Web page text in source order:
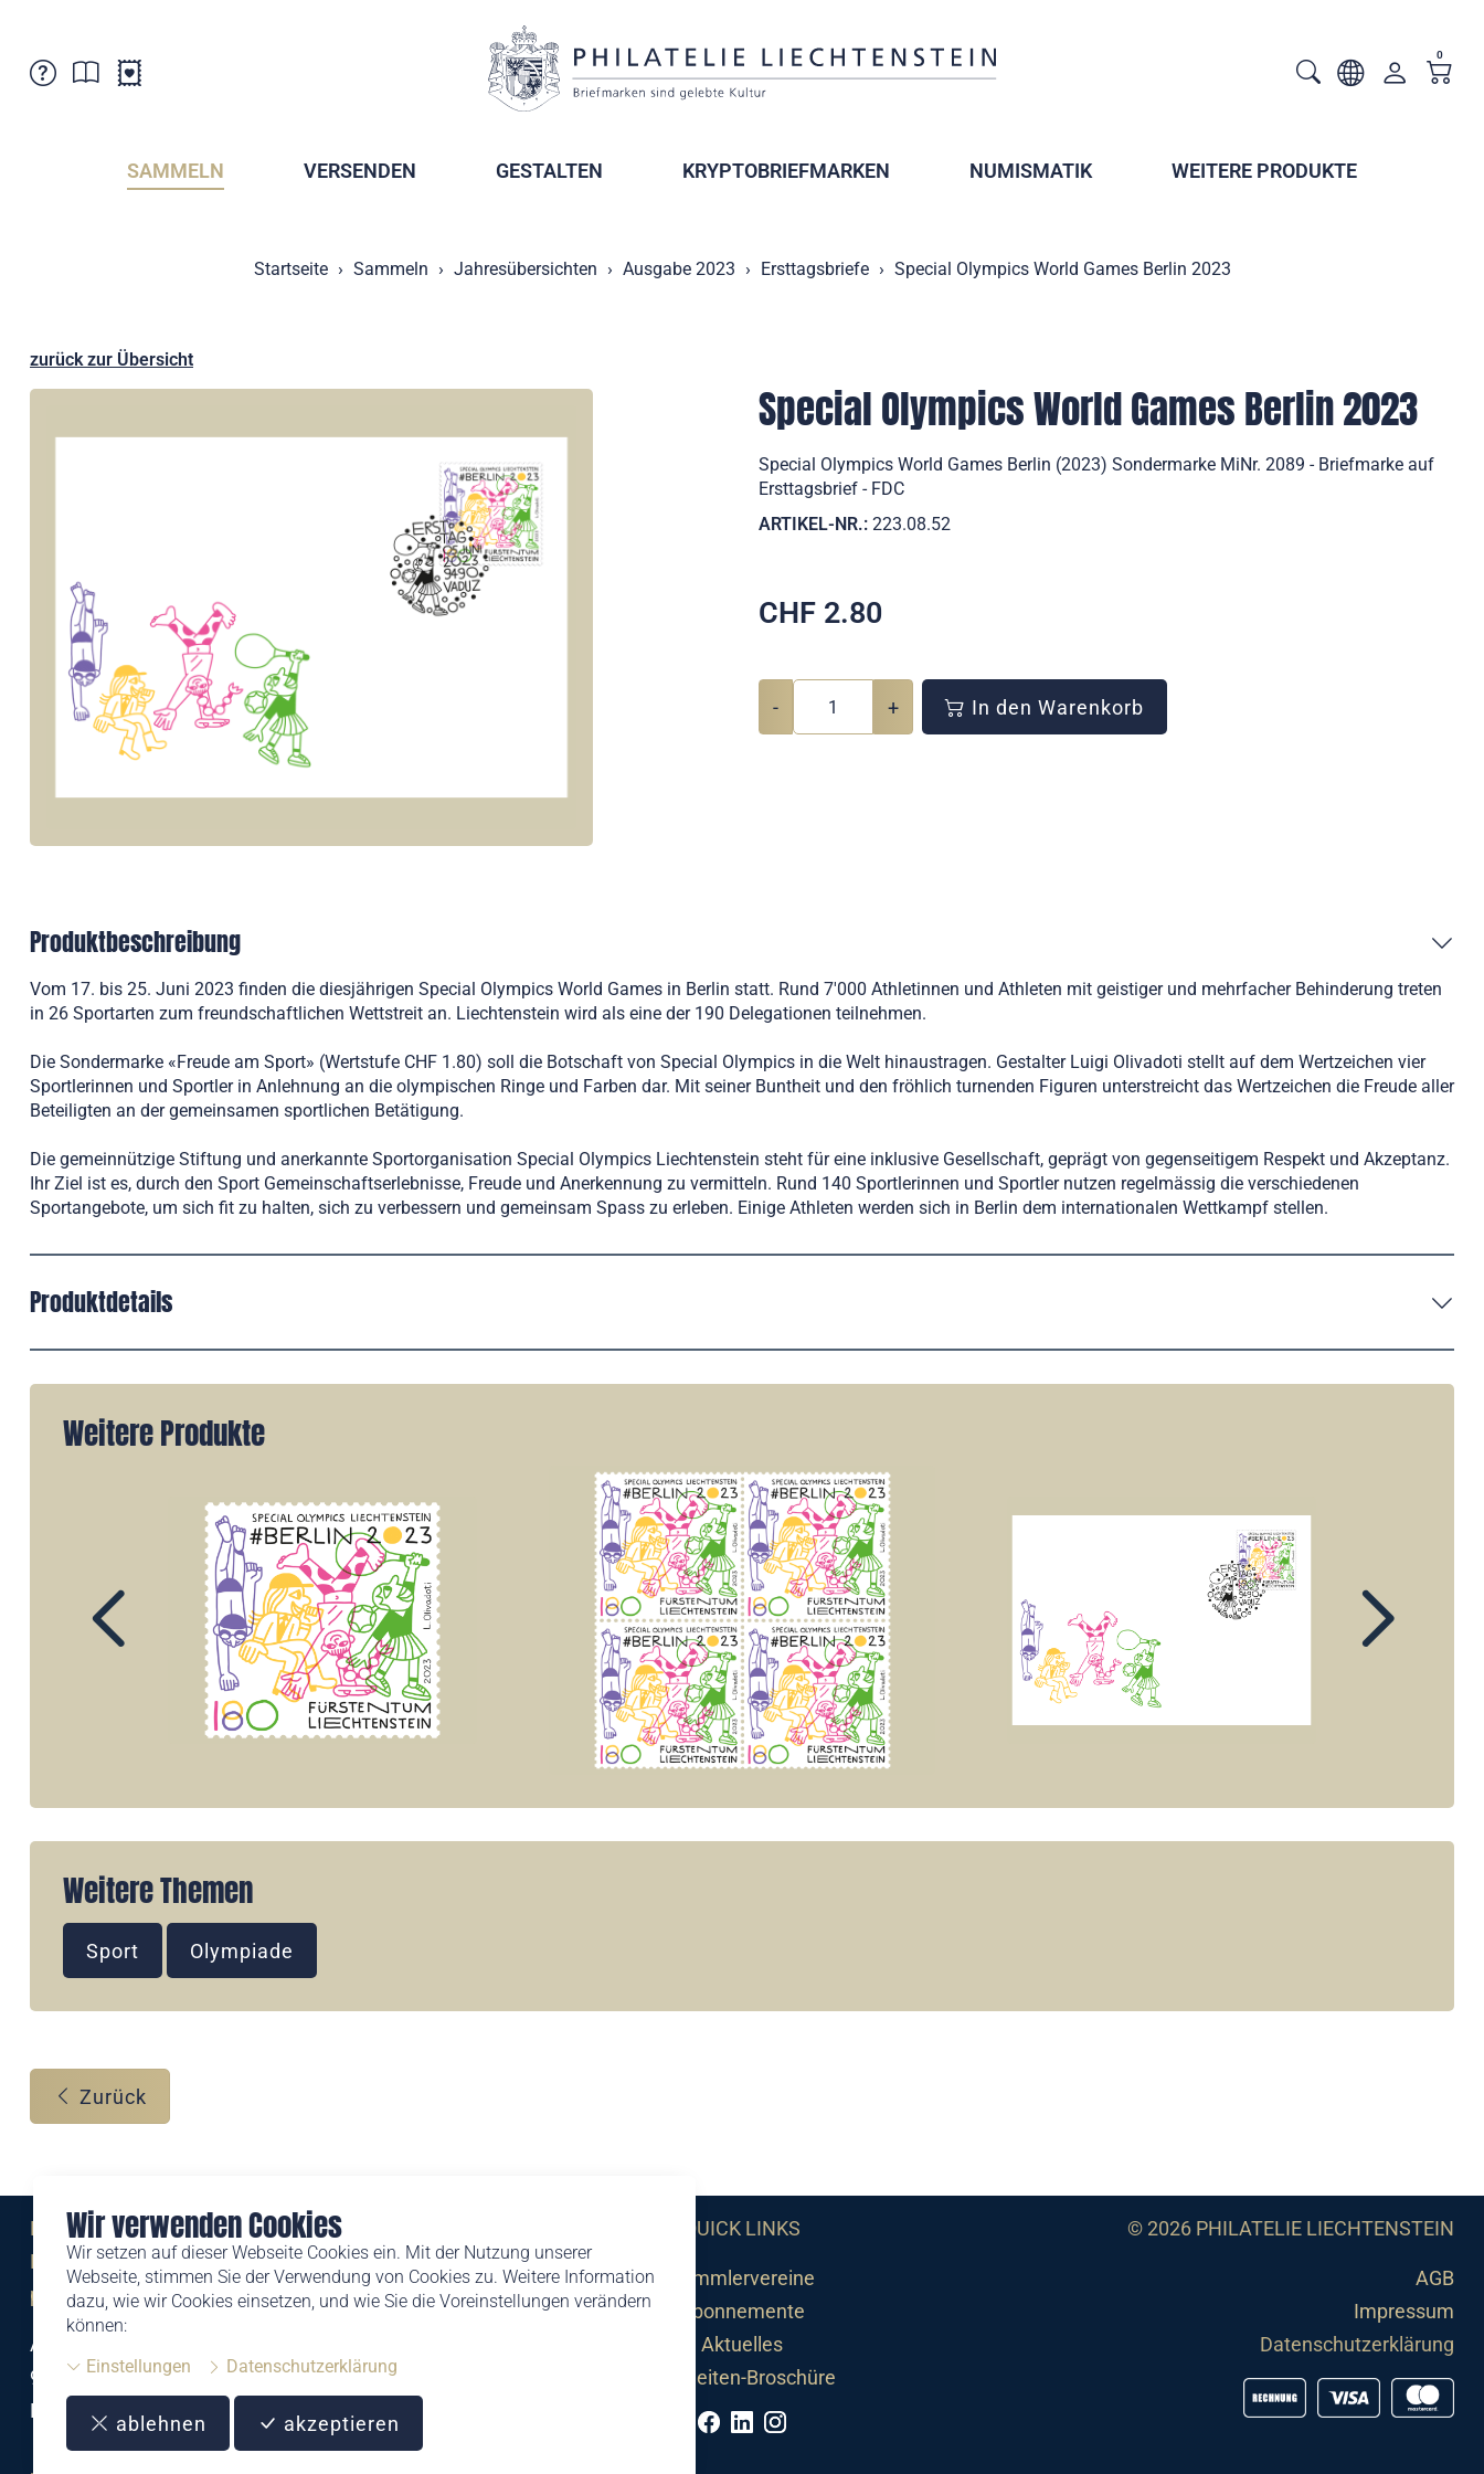
Wir verwenden Cookies
Wir setzen auf dieser Webseite Cookies ein. Mit der Nutzung unserer
Webseite, stimmen Sie der Verwendung von Cookies zu. Weitere Information
dazu, wie wir Cookies einsetzen, und wie Sie die Voreinstellungen verändern
können:
Einstellungen
Datenschutzerklärung
ablehnen akzeptieren
Verkaufsstellen
Postcrossing
Abonnemente
0
SAMMELN VERSENDEN GESTALTEN KRYPTOBRIEFMARKEN NUMISMATIK WEITERE PRODUKTE
Startseite Sammeln Jahresübersichten Ausgabe 2023 Ersttagsbriefe Special Olympics World Games Berlin 2023
zurück zur Übersicht
Special Olympics World Games Berlin 2023
Special Olympics World Games Berlin (2023) Sondermarke MiNr. 2089 - Briefmarke auf
Ersttagsbrief - FDC
ARTIKEL-NR.: 223.08.52
CHF 2.80
- + In den Warenkorb
Produktbeschreibung
Vom 17. bis 25. Juni 2023 finden die diesjährigen Special Olympics World Games in Berlin statt. Rund 7'000 Athletinnen und Athleten mit geistiger und mehrfacher Behinderung treten
in 26 Sportarten zum freundschaftlichen Wettstreit an. Liechtenstein wird als eine der 190 Delegationen teilnehmen.
Die Sondermarke «Freude am Sport» (Wertstufe CHF 1.80) soll die Botschaft von Special Olympics in die Welt hinaustragen. Gestalter Luigi Olivadoti stellt auf dem Wertzeichen vier
Sportlerinnen und Sportler in Anlehnung an die olympischen Ringe und Farben dar. Mit seiner Buntheit und den fröhlich turnenden Figuren unterstreicht das Wertzeichen die Freude aller
Beteiligten an der gemeinsamen sportlichen Betätigung.
Die gemeinnützige Stiftung und anerkannte Sportorganisation Special Olympics Liechtenstein steht für eine inklusive Gesellschaft, geprägt von gegenseitigem Respekt und Akzeptanz.
Ihr Ziel ist es, durch den Sport Gemeinschaftserlebnisse, Freude und Anerkennung zu vermitteln. Rund 140 Sportlerinnen und Sportler nutzen regelmässig die verschiedenen
Sportangebote, um sich fit zu halten, sich zu verbessern und gemeinsam Spass zu erleben. Einige Athleten werden sich in Berlin dem internationalen Wettkampf stellen.
Produktdetails
Weitere Produkte
Weitere Themen
Sport Olympiade
Zurück
Eine Marke der
Liechtensteinischen Post AG
post.li
Alte Zollstrasse 11
9494 Schaan
Liechtenstein
T +423 399 44 66
QUICK LINKS
Sammlervereine
Abonnemente
Aktuelles
Neuheiten-Broschüre
© 2026 PHILATELIE LIECHTENSTEIN
AGB
Impressum
Datenschutzerklärung